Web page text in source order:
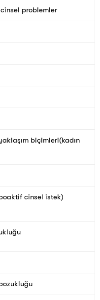
problemler
biçimleri(kadın
cinsel istek)